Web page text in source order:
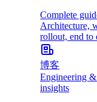
Complete
Architecture,
rollout, end to
博客
Engineering
insights